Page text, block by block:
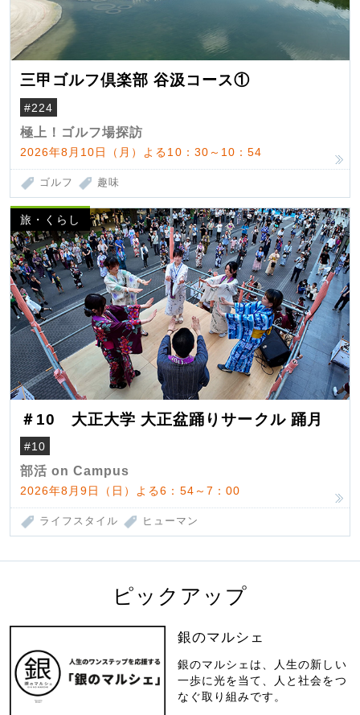
三甲ゴルフ倶楽部 谷汲コース①
#224
極上！ゴルフ場探訪
2026年8月10日（月）よる10：30～10：54
ゴルフ 趣味
旅・くらし
＃10 大正大学 大正盆踊りサークル 踊月
#10
部活 on Campus
2026年8月9日（日）よる6：54～7：00
ライフスタイル ヒューマン
ピックアップ
銀のマルシェ
銀のマルシェは、人生の新しい
一歩に光を当て、人と社会をつ
なぐ取り組みです。